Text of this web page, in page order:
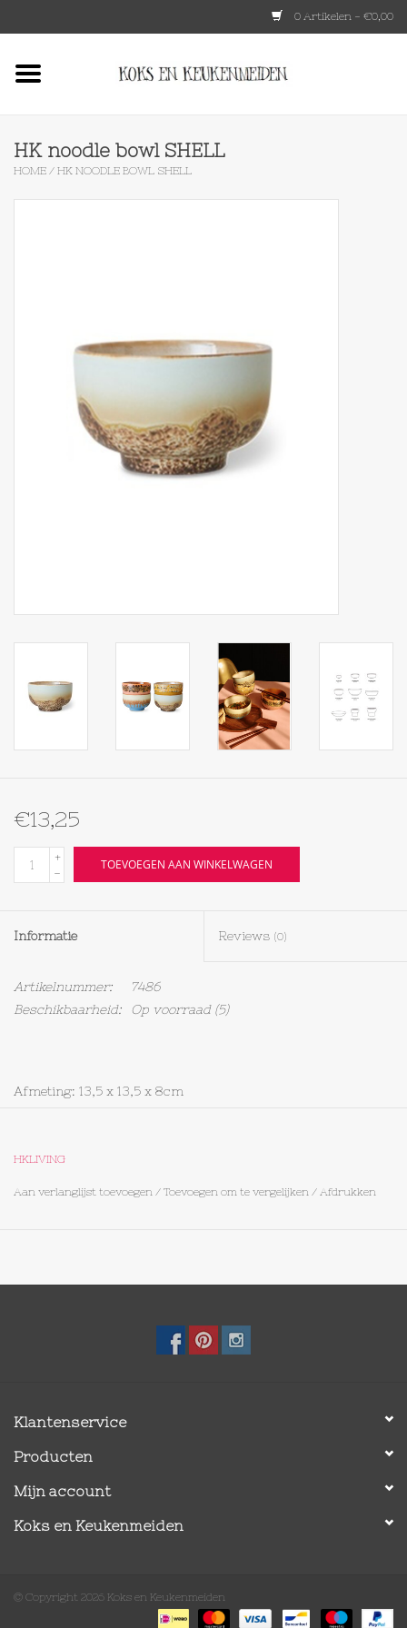
0 Artikelen - €0,00
Keukenspullen
Food
Boeken
Textiel
Olieflessen
HK noodle bowl SHELL
HOME / HK NOODLE BOWL SHELL
€13,25
+
-
TOEVOEGEN AAN WINKELWAGEN
Informatie Reviews (0)
Artikelnummer:
7486
Beschikbaarheid:
Op voorraad(5)
Afmeting: 13,5 x 13,5 x 8cm
HKLIVING
Aan verlanglijst toevoegen / Toevoegen om te vergelijken / Afdrukken
Klantenservice
Producten
Mijn account
Koks en Keukenmeiden
© Copyright 2026 Koks en Keukenmeiden